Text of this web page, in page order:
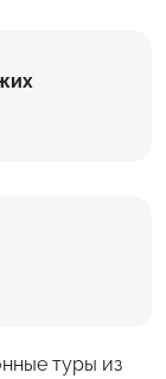
туры из